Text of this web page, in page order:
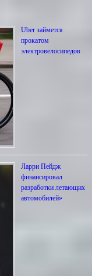
Uber займется
прокатом
электровелосипедов
Ларри Пейдж
финансировал
разработки летающих
автомобилей»